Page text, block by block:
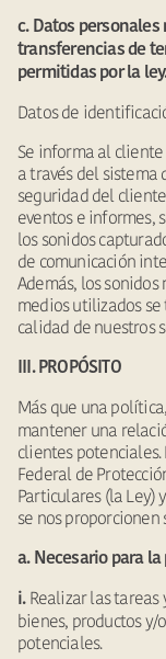
c. Datos
transferencias de
permitidas por la
Datos de
Se informa al
a través del
seguridad del
eventos e informes,
los sonidos
de comunicación
Además, los
medios utilizados
calidad de nuestros
III. PROPÓSITO
Más que una
mantener una
clientes
Federal de
Particulares (la Ley)
se nos
a. Necesario para
i. Realizar las
bienes, productos y/
potenciales.